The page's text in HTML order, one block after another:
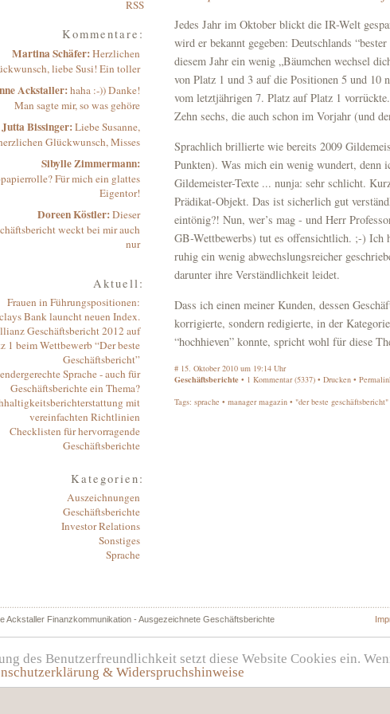
des Benutzerfreundlichkeit setzt diese Website Cookies ein.
& Widerspruchshinweise
RSS
Kommentare:
Martina Schäfer:Herzlichen
liebe Susi! Ein toller
Ackstaller:haha :-)) Danke!
Man sagte mir, so was gehöre
Jutta Bissinger:Liebe Susanne,
Glückwunsch, Misses
Sibylle Zimmermann:
Für mich ein glattes
Eigentor!
Doreen Köstler:Dieser
weckt bei mir auch
nur
Aktuell:
Frauen in Führungspositionen:
Bank launcht neuen Index.
Geschäftsbericht 2012 auf
1 beim Wettbewerb “Der beste
Geschäftsbericht”
Sprache - auch für
Geschäftsberichte ein Thema?
mit
vereinfachten Richtlinien
Checklisten für hervorragende
Geschäftsberichte
Kategorien:
Auszeichnungen
Geschäftsberichte
Investor Relations
Sonstiges
Sprache
Jedes Jahr im Oktober blickt die IR-Welt
wird er bekannt gegeben: Deutschlands
diesem Jahr ein wenig „Bäumchen wechsel
von Platz 1 und 3 auf die Positionen 5 und 10
vom letztjährigen 7. Platz auf Platz 1
Zehn sechs, die auch schon im Vorjahr (und
Sprachlich brillierte wie bereits 2009
Punkten). Was mich ein wenig wundert, denn
Gildemeister-Texte ... nunja: sehr schlicht.
Prädikat-Objekt. Das ist sicherlich gut
eintönig?! Nun, wer’s mag - und Herr
GB-Wettbewerbs) tut es offensichtlich. ;-) Ich
ruhig ein wenig abwechslungsreicher
darunter ihre Verständlichkeit leidet.
Dass ich einen meiner Kunden, dessen
korrigierte, sondern redigierte, in der
“hochhieven” konnte, spricht wohl für diese
# 15. Oktober 2010 um 19:14 Uhr
Geschäftsberichte • 1 Kommentar(5337) • Drucken •
Tags: sprache • manager magazin • "der beste geschäftsbericht"
Ackstaller Finanzkommunikation - Ausgezeichnete Geschäftsberichte